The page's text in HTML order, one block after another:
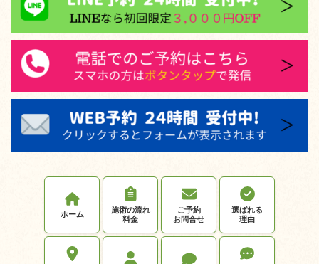
ホーム
施術の流れ
料金
ご予約
お問合せ
選ばれる
理由